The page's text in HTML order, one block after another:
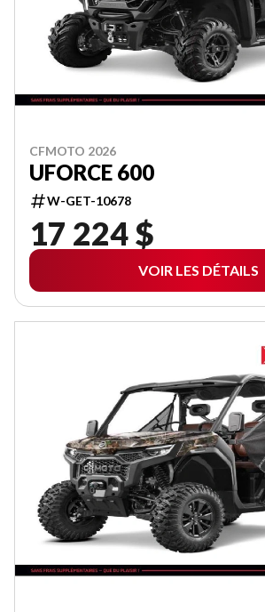
CFMOTO 2026
UFORCE 600
W-GET-10678
17 224 $
VOIR LES DÉTAILS